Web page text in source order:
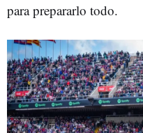
para prepararlo todo.